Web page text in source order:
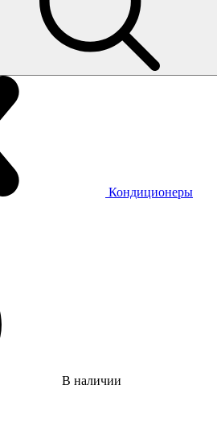
Кондиционеры
В наличии